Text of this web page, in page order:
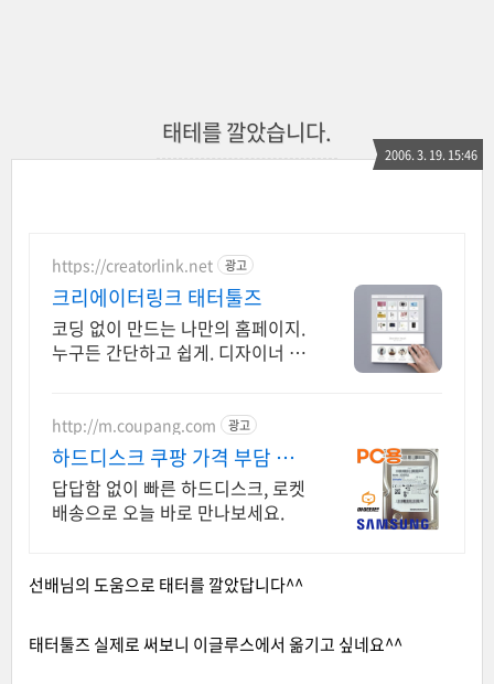
태테를 깔았습니다.
2006. 3. 19. 15:46
https://creatorlink.net 광고
크리에이터링크 태터툴즈
코딩 없이 만드는 나만의 홈페이지.
누구든 간단하고 쉽게. 디자이너 제
http://m.coupang.com 광고
하드디스크 쿠팡 가격 부담 없
이 알뜰하게
답답함 없이 빠른 하드디스크, 로켓
배송으로 오늘 바로 만나보세요.
선배님의 도움으로 태터를 깔았답니다^^
태터툴즈 실제로 써보니 이글루스에서 옮기고 싶네요^^